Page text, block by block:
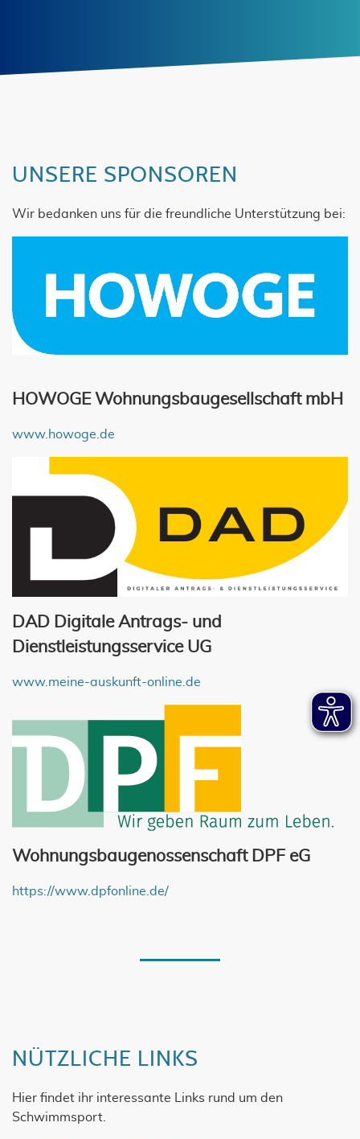
UNSERE SPONSOREN
Wir bedanken uns für die freundliche Unterstützung bei:
HOWOGE Wohnungsbaugesellschaft mbH
www.howoge.de
DAD Digitale Antrags- und
Dienstleistungsservice UG
www.meine-auskunft-online.de
Wohnungsbaugenossenschaft DPF eG
https://www.dpfonline.de/
NÜTZLICHE LINKS
Hier findet ihr interessante Links rund um den
Schwimmsport.